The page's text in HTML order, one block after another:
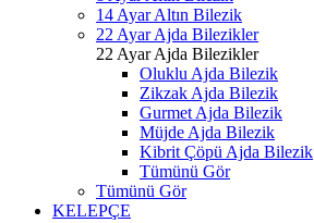
14 Ayar Altın Bilezik
22 Ayar Ajda Bilezikler
22 Ayar Ajda Bilezikler
Oluklu Ajda Bilezik
Zikzak Ajda Bilezik
Gurmet Ajda Bilezik
Müjde Ajda Bilezik
Kibrit Çöpü Ajda Bilezik
Tümünü Gör
Tümünü Gör
KELEPÇE